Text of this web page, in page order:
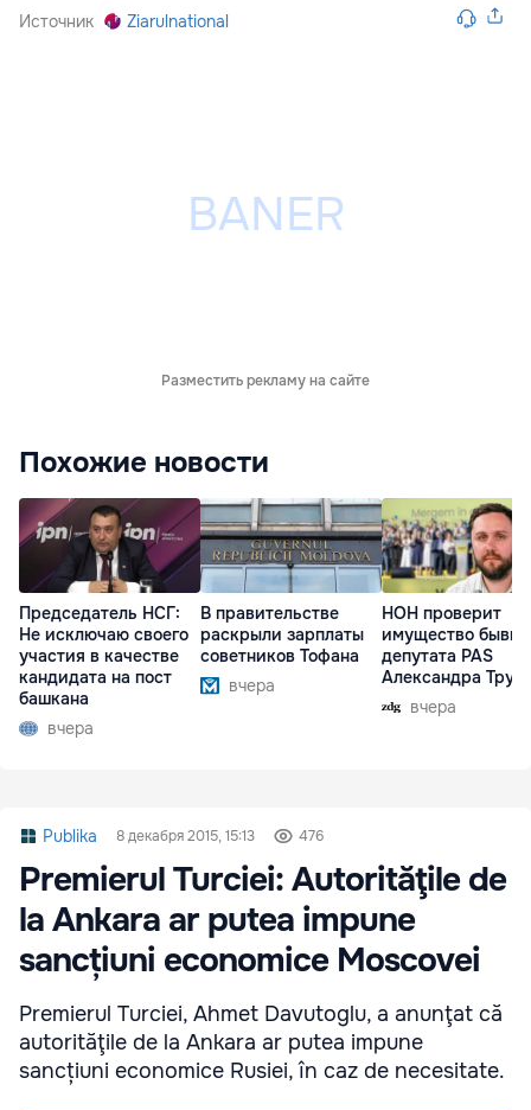
Источник Ziarulnational
Разместить рекламу на сайте
Похожие новости
Председатель НСГ:
Не исключаю своего
участия в качестве
кандидата на пост
башкана
вчера
В правительстве
раскрыли зарплаты
советников Тофана
вчера
НОН проверит
имущество
депутата PAS
Александра
вчера
Publika 8 декабря 2015, 15:13 476
Premierul Turciei: Autorităţile de
la Ankara ar putea impune
sancțiuni economice Moscovei
Premierul Turciei, Ahmet Davutoglu, a anunţat că
autorităţile de la Ankara ar putea impune
sancțiuni economice Rusiei, în caz de necesitate.